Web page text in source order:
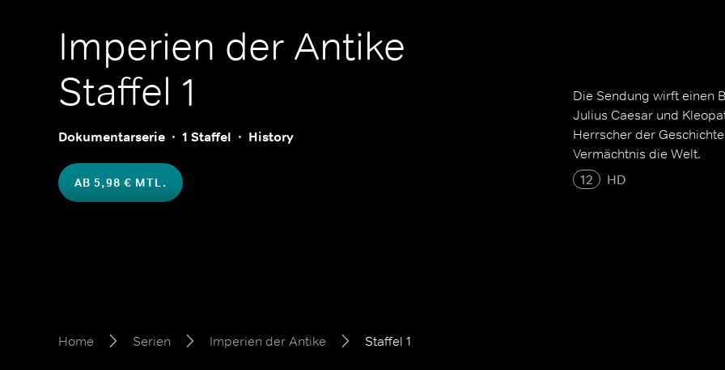
Imperien der Antike
Staffel 1
Dokumentarserie 1 Staffel History
AB 5,98 € MTL.
Die Sendung wirft einen
Julius Caesar und
Herrscher der
Vermächtnis die Welt.
12
HD
Home Serien Imperien der Antike Staffel 1